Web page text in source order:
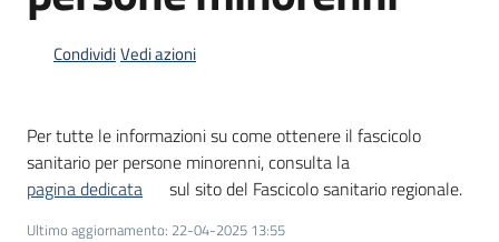
CondividiVedi azioni
Per tutte le informazioni su come ottenere il fascicolo
sanitario per persone minorenni, consulta la
pagina dedicata
sul sito del Fascicolo sanitario regionale.
Ultimo aggiornamento: 22-04-2025 13:55